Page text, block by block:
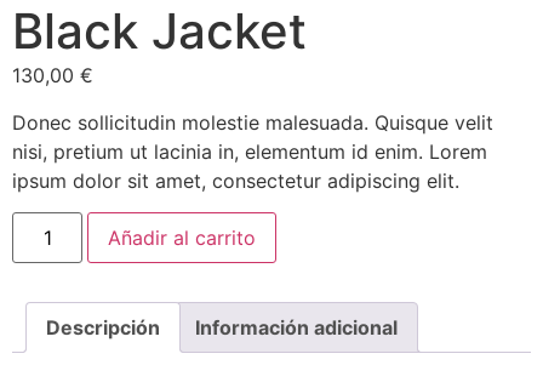
Black Jacket
130,00 €
Donec sollicitudin molestie malesuada. Quisque velit
nisi, pretium ut lacinia in, elementum id enim. Lorem
ipsum dolor sit amet, consectetur adipiscing elit.
Añadir al carrito
Descripción Información adicional